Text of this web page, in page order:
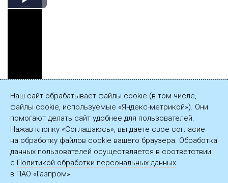
Play
Сохранить
видеозапись
(60 МБ)
Наш сайт обрабатывает файлы cookie (в том числе,
файлы cookie, используемые «Яндекс-метрикой»). Они
помогают делать сайт удобнее для пользователей.
Нажав кнопку «Соглашаюсь», вы даете свое согласие
на обработку файлов cookie вашего браузера. Обработка
данных пользователей осуществляется в соответствии
с Политикой обработки персональных данных
в ПАО «Газпром».